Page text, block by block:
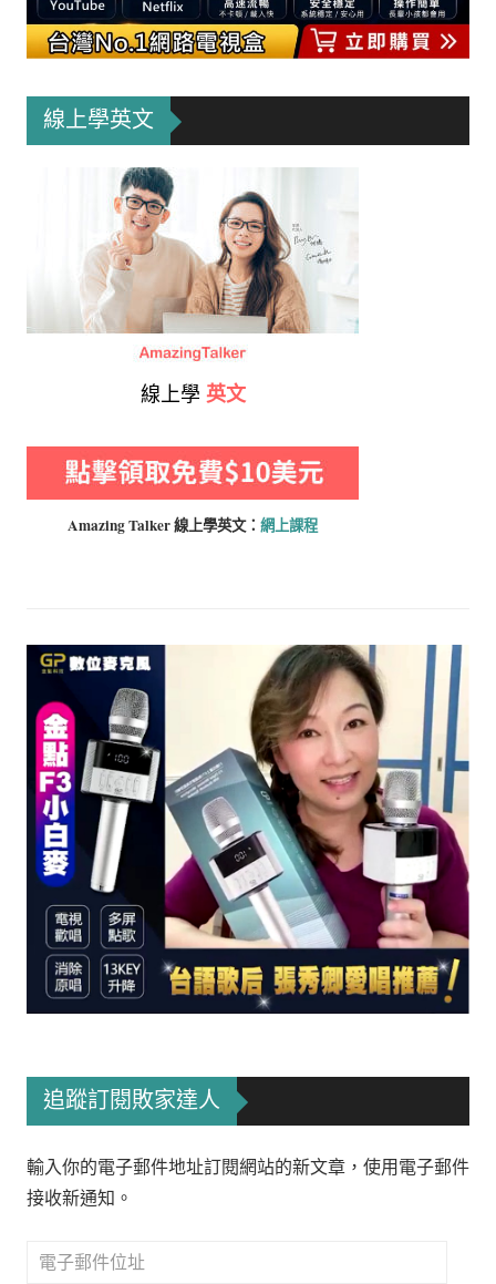
線上學英文
線上學 英文
Amazing Talker 線上學英文： 網上課程
追蹤訂閱敗家達人
輸入你的電子郵件地址訂閱網站的新文章，使用電子郵件
接收新通知。
電